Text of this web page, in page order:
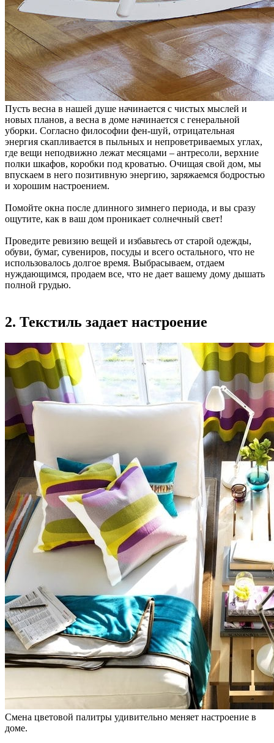
Пусть весна в нашей душе начинается с чистых мыслей и
новых планов, а весна в доме начинается с генеральной
уборки. Согласно философии фен-шуй, отрицательная
энергия скапливается в пыльных и непроветриваемых углах,
где вещи неподвижно лежат месяцами – антресоли, верхние
полки шкафов, коробки под кроватью. Очищая свой дом, мы
впускаем в него позитивную энергию, заряжаемся бодростью
и хорошим настроением.
Помойте окна после длинного зимнего периода, и вы сразу
ощутите, как в ваш дом проникает солнечный свет!
Проведите ревизию вещей и избавьтесь от старой одежды,
обуви, бумаг, сувениров, посуды и всего остального, что не
использовалось долгое время. Выбрасываем, отдаем
нуждающимся, продаем все, что не дает вашему дому дышать
полной грудью.
2. Текстиль задает настроение
Смена цветовой палитры удивительно меняет настроение в
доме.